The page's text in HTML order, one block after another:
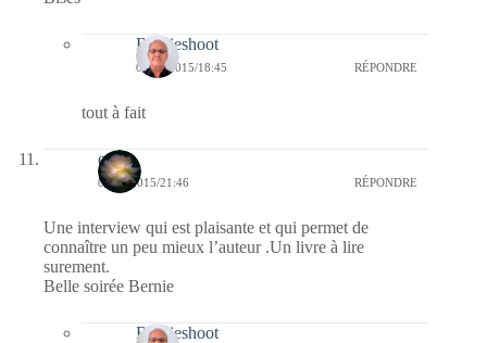
Bernieshoot
06/06/2015/18:45 RÉPONDRE
tout à fait
erato
05/06/2015/21:46 RÉPONDRE
Une interview qui est plaisante et qui permet de
connaître un peu mieux l’auteur .Un livre à lire
surement.
Belle soirée Bernie
Bernieshoot